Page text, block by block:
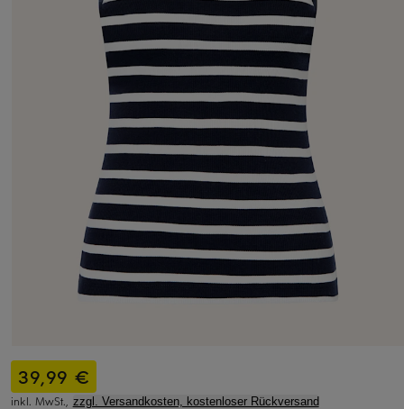
39,99 €
inkl. MwSt., zzgl. Versandkosten, kostenloser Rückversand